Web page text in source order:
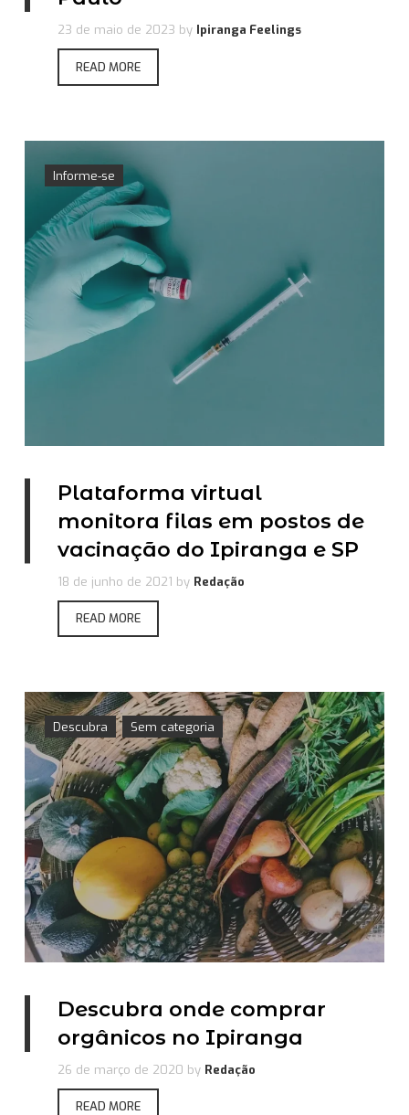
23 de maio de 2023 by Ipiranga Feelings
READ MORE
Informe-se
Plataforma virtual
monitora filas em postos de
vacinação do Ipiranga e SP
18 de junho de 2021 by Redação
READ MORE
Descubra Sem categoria
Descubra onde comprar
orgânicos no Ipiranga
26 de março de 2020 by Redação
READ MORE